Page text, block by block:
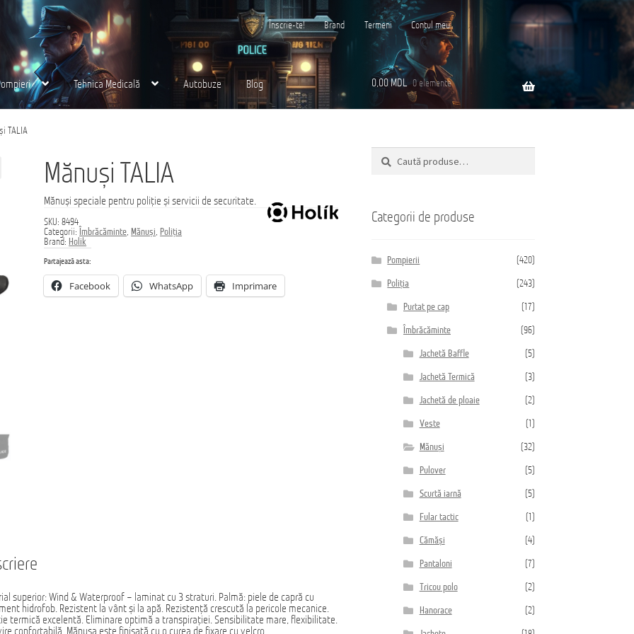
Înscrie-te! Brand Termeni Contul meu
Tehnica Medicală Autobuze Blog
noi Finalizare
0,00MDL 0 elemente
TALIA
Mănuși TALIA
Mănuși speciale pentru poliție și servicii de securitate.
SKU:8494
Categorii: Îmbrăcăminte, Mănuși, Poliția
Brand: Holik
Partajează asta:
Facebook WhatsApp Imprimare
superior: Wind & Waterproof – laminat cu 3 straturi. Palmă: piele de capră cu
hidrofob. Rezistent la vânt și la apă. Rezistență crescută la pericole mecanice.
termică excelentă. Eliminare optimă a transpirației. Sensibilitate mare, flexibilitate.
confortabilă. Mănușa este finisată cu o curea de fixare cu velcro.
Caută
după:
Caută
Categorii de produse
Pompierii (420)
Poliția (243)
Purtat pe cap (17)
Îmbrăcăminte (96)
Jachetă Baffle (5)
Jachetă Termică (3)
Jachetă de ploaie (2)
Veste
Mănuși (32)
Pulover (5)
Scurtă iarnă (5)
Fular tactic
Cămăși (4)
Pantaloni (7)
Tricou polo (2)
Hanorace (2)